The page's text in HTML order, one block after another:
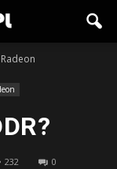
232 0